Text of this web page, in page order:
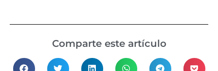
Comparte este artículo